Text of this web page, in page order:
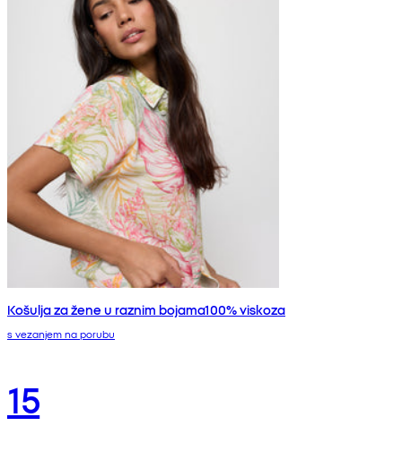
Košulja za žene u raznim bojama100% viskoza
s vezanjem na porubu
15